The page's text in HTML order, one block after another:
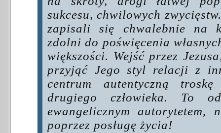
sukcesu, chwilowych
zapisali się chwalebnie na
zdolni do poświęcenia
większości. Wejść przez
przyjąć Jego styl relacji z
centrum autentyczną
drugiego człowieka. To
ewangelicznym autorytetem,
poprzez posługę życia!